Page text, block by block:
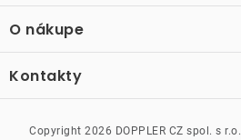
eVzorková prodejna
Kariéra
O nákupe
Obchodné podmienky
Doppler klub
Kontakty
Trocnovská 70, 374 01
Copyright 2026 DOPPLER CZ spol. s r.o.